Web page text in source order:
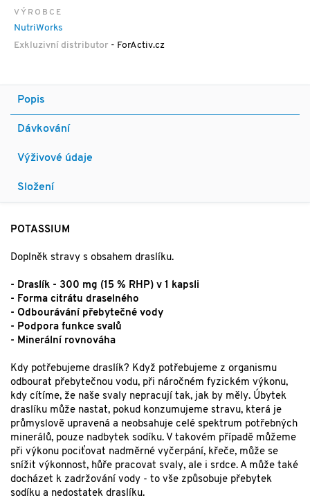
VÝROBCE
NutriWorks
Exkluzivní distributor - ForActiv.cz
Popis
Dávkování
Výživové údaje
Složení
POTASSIUM
Doplněk stravy s obsahem draslíku.
- Draslík - 300 mg (15 % RHP) v 1 kapsli
- Forma citrátu draselného
- Odbourávání přebytečné vody
- Podpora funkce svalů
- Minerální rovnováha
Kdy potřebujeme draslík? Když potřebujeme z organismu
odbourat přebytečnou vodu, při náročném fyzickém výkonu,
kdy cítíme, že naše svaly nepracují tak, jak by měly. Úbytek
draslíku může nastat, pokud konzumujeme stravu, která je
průmyslově upravená a neobsahuje celé spektrum potřebných
minerálů, pouze nadbytek sodíku. V takovém případě můžeme
při výkonu pociťovat nadměrné vyčerpání, křeče, může se
snížit výkonnost, hůře pracovat svaly, ale i srdce. A může také
docházet k zadržování vody - to vše způsobuje přebytek
sodíku a nedostatek draslíku.